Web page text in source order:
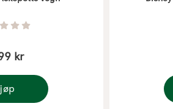
Vurdering: 0 Stjerne av 5
kr
- Askepotts vogn
Varenummer